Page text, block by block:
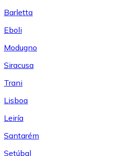
Barletta
Eboli
Modugno
Siracusa
Trani
Lisboa
Leiría
Santarém
Setúbal